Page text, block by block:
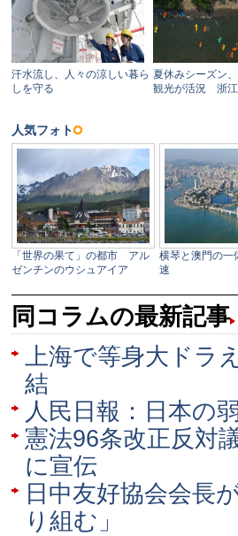
同コラムの最新記事
上海で等身大ドラ
結
人民日報：日本の
憲法96条改正反対
に宣伝
日中友好協会会長
り組む」